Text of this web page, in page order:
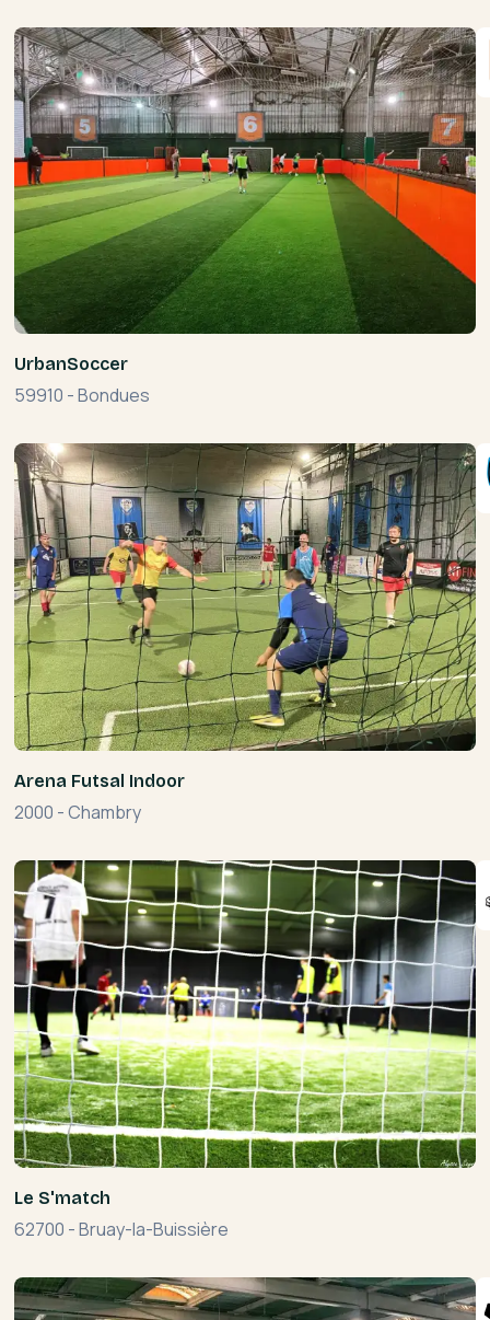
UrbanSoccer
59910 -Bondues
Arena Futsal Indoor
2000 -Chambry
Le S'match
62700 -Bruay-la-Buissière